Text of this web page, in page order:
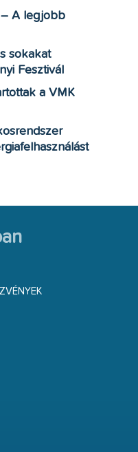
A legjobb
sokakat
Fesztivál
a VMK